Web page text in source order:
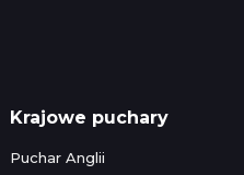
Krajowe puchary
Puchar Anglii